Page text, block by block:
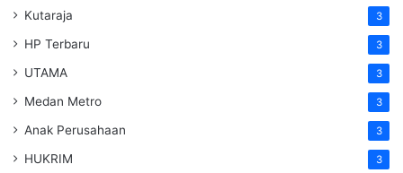
Kutaraja 3
HP Terbaru 3
UTAMA 3
Medan Metro 3
Anak Perusahaan 3
HUKRIM 3